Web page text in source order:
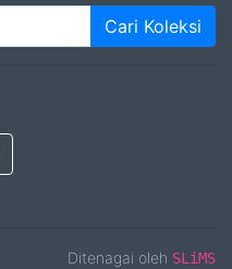
Cari Koleksi
Ditenagai oleh SLiMS